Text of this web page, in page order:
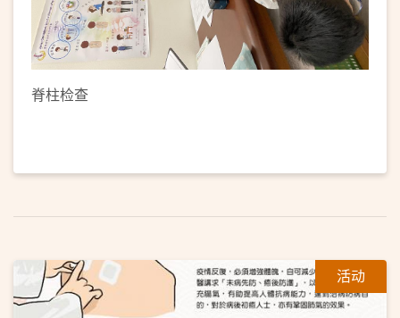
脊柱检查
活动